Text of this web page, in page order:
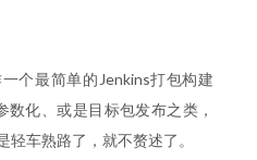
最简单的Jenkins打包构建
化、或是目标包发布之类，
车熟路了，就不赘述了。